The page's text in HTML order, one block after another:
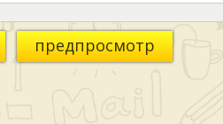
предпросмотр